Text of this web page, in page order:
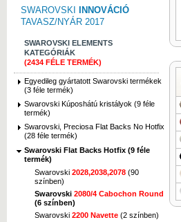
SWAROVSKI
INNOVÁCIÓ
TAVASZ/NYÁR 2017
SWAROVSKI ELEMENTS
KATEGÓRIÁK
(2434 FÉLE TERMÉK)
Egyedileg gyártatott Swarovski termékek
(3 féle termék)
Swarovski Kúposhátú kristályok (9 féle
termék)
Swarovski, Preciosa Flat Backs No Hotfix
(28 féle termék)
Swarovski Flat Backs Hotfix (9 féle
termék)
Swarovski 2028,2038,2078 (90
színben)
Swarovski 2080/4 Cabochon Round
(6 színben)
Swarovski 2200 Navette (2 színben)